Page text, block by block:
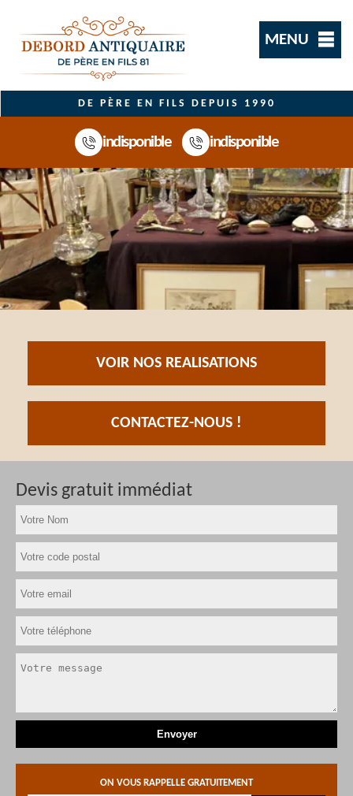
MENU
DE PÈRE EN FILS DEPUIS 1990
indisponible indisponible
VOIR NOS REALISATIONS
CONTACTEZ-NOUS !
Devis gratuit immédiat
ON VOUS RAPPELLE GRATUITEMENT